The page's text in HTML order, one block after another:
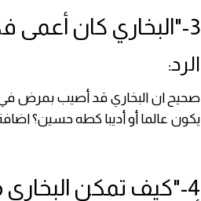
3-"البخاري كان أعمى فكيف جمع الأحاديث؟"
الرد:
صحيح ان البخاري قد أصيب بمرض في
يكون عالما أو أديبا كطه حسين؟
4-"كيف تمكن